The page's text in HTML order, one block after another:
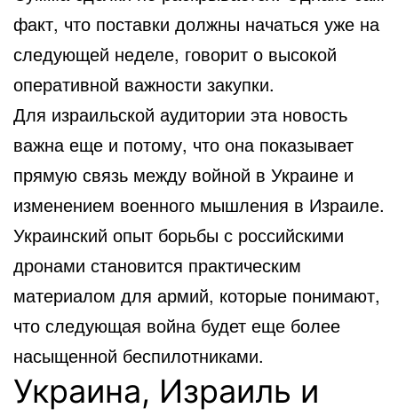
факт, что поставки должны начаться уже на
следующей неделе, говорит о высокой
оперативной важности закупки.
Для израильской аудитории эта новость
важна еще и потому, что она показывает
прямую связь между войной в Украине и
изменением военного мышления в Израиле.
Украинский опыт борьбы с российскими
дронами становится практическим
материалом для армий, которые понимают,
что следующая война будет еще более
насыщенной беспилотниками.
Украина, Израиль и